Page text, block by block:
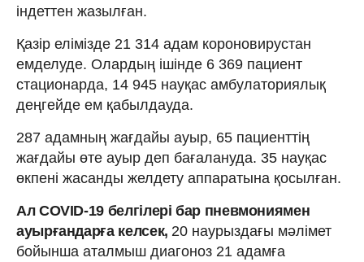
індеттен жазылған.
Қазір елімізде 21 314 адам короновирустан
емделуде. Олардың ішінде 6 369 пациент
стационарда, 14 945 науқас амбулаториялық
деңгейде ем қабылдауда.
287 адамның жағдайы ауыр, 65 пациенттің
жағдайы өте ауыр деп бағалануда. 35 науқас
өкпені жасанды желдету аппаратына қосылған.
Ал COVID-19 белгілері бар пневмониямен
ауырғандарға келсек, 20 наурыздағы мәлімет
бойынша аталмыш диагоноз 21 адамға